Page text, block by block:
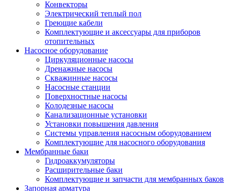
Конвекторы
Электрический теплый пол
Греющие кабели
Комплектующие и аксессуары для приборов
отопительных
Насосное оборудование
Циркуляционные насосы
Дренажные насосы
Скважинные насосы
Насосные станции
Поверхностные насосы
Колодезные насосы
Канализационные установки
Установки повышения давления
Системы управления насосным оборудованием
Комплектующие для насосного оборудования
Мембранные баки
Гидроаккумуляторы
Расширительные баки
Комплектующие и запчасти для мембранных баков
Запорная арматура